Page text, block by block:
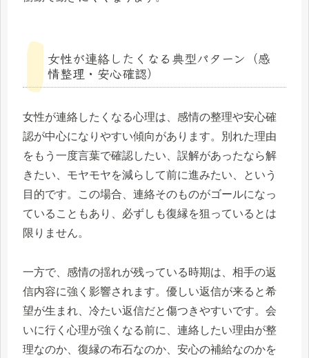
女性が連絡したくなる典型パターン（感
情整理・安心確認）
女性が連絡したくなる心理は、感情の整理や安心確
認が中心になりやすい傾向があります。別れた理由
をもう一度言葉で確認したい、誤解があったなら解
きたい、モヤモヤを減らして前に進みたい、という
目的です。この場合、連絡そのものがゴールになっ
ていることもあり、必ずしも復縁を狙っているとは
限りません。
一方で、感情の揺れが残っている時期は、相手の返
信内容に強く影響されます。優しい返信が来ると希
望が生まれ、冷たい返信だと傷つきやすいです。会
いに行く心理が強くなる前に、連絡したい理由が整
理なのか、復縁の布石なのか、安心の補給なのかを